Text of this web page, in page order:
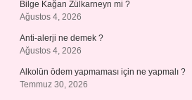
Bilge Kağan Zülkarneyn mi ?
Ağustos 4, 2026
Anti-alerji ne demek ?
Ağustos 4, 2026
Alkolün ödem yapmaması için ne yapmalı ?
Temmuz 30, 2026